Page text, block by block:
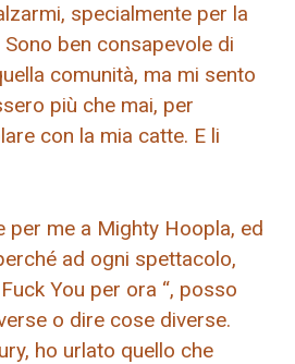
specialmente per la
ben consapevole di
comunità, ma mi sento
più che mai, per
con la mia catte. E li
per me a Mighty Hoopla, ed
ad ogni spettacolo,
You per ora “, posso
o dire cose diverse.
ho urlato quello che